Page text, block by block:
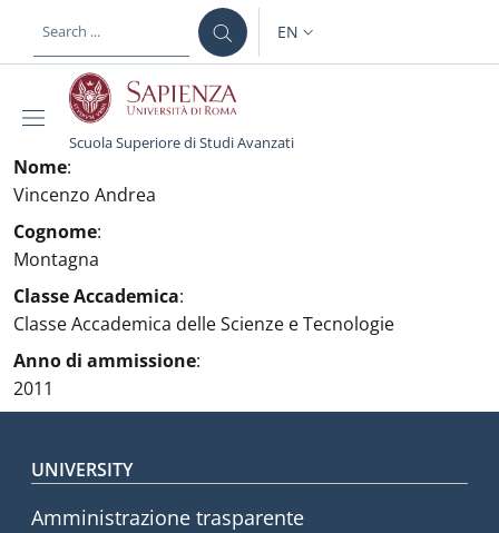
LANGUAGE SWITCHER:
EN
Scuola Superiore di Studi Avanzati
Nome:
Vincenzo Andrea
Cognome:
Montagna
Classe Accademica:
Classe Accademica delle Scienze e Tecnologie
Anno di ammissione:
2011
Footer menu
UNIVERSITY
Amministrazione trasparente